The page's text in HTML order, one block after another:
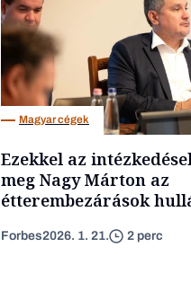
Magyar cégek
Ezekkel az
meg Nagy Márton az
étterembezárások
Forbes2026. 1. 21. 2 perc